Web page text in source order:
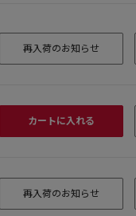
再入荷のお知らせ
カートに入れる
再入荷のお知らせ